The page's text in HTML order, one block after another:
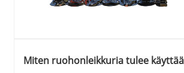
Miten ruohonleikkuria tulee